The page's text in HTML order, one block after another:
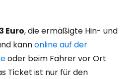
Euro, die ermäßigte Hin- und
kannonline auf der
oder beim Fahrer vor Ort
Ticket ist nur für den